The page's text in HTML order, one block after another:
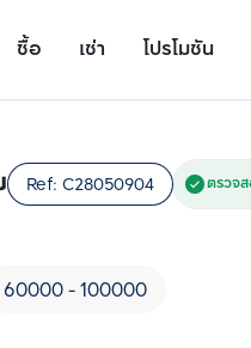
ซื้อ เช่า โปรโมชัน
Ref: C28050904 ตรวจ
60000 - 100000